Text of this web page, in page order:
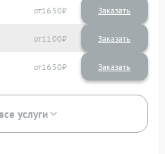
1650
1100
1650
услуги